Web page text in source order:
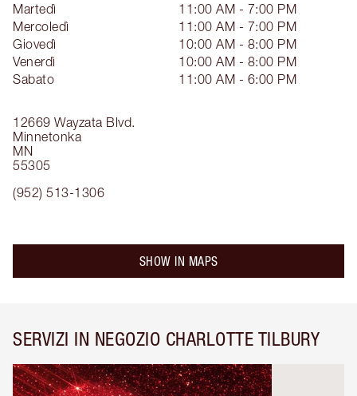
12669 Wayzata Blvd.
Minnetonka
MN
55305
(952) 513-1306
Martedì
11:00 AM - 7:00 PM
Mercoledì
11:00 AM - 7:00 PM
Giovedì
10:00 AM - 8:00 PM
Venerdì
10:00 AM - 8:00 PM
Sabato
11:00 AM - 6:00 PM
SHOW IN MAPS
SERVIZI IN NEGOZIO CHARLOTTE TILBURY